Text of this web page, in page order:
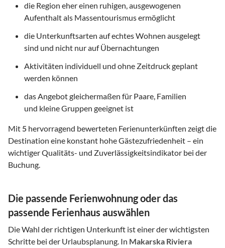
die Region eher einen ruhigen, ausgewogenen
Aufenthalt als Massentourismus ermöglicht
die Unterkunftsarten auf echtes Wohnen ausgelegt
sind und nicht nur auf Übernachtungen
Aktivitäten individuell und ohne Zeitdruck geplant
werden können
das Angebot gleichermaßen für Paare, Familien
und kleine Gruppen geeignet ist
Mit5 hervorragend bewerteten Ferienunterkünften zeigt die
Destination eine konstant hohe Gästezufriedenheit – ein
wichtiger Qualitäts- und Zuverlässigkeitsindikator bei der
Buchung.
Die passende Ferienwohnung oder das
passende Ferienhaus auswählen
Die Wahl der richtigen Unterkunft ist einer der wichtigsten
Schritte bei der Urlaubsplanung. In Makarska Riviera